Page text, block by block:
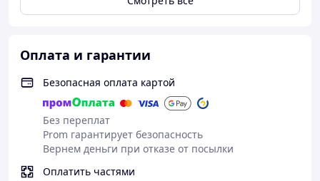
Оплата и гарантии
Безопасная оплата картой
Без переплат
Prom гарантирует безопасность
Вернем деньги при отказе от посылки
Оплатить частями